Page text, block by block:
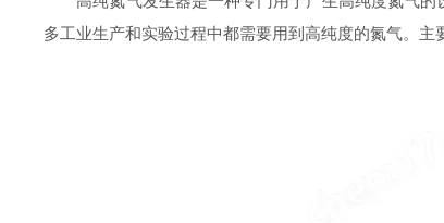
多工业生产和实验过程中都需要用到高纯度的氮气。